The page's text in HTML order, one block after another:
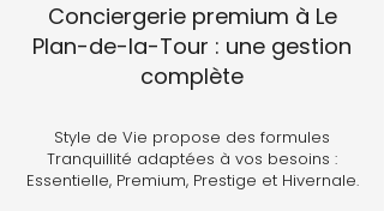
Conciergerie premium à Le
Plan-de-la-Tour : une gestion
complète
Style de Vie propose des formules
Tranquillité adaptées à vos besoins :
Essentielle, Premium, Prestige et Hivernale.